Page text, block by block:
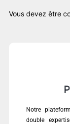
Vous devez être
Notre
double